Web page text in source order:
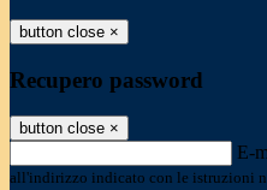
button close ×
Recupero password
button close ×
E-
all'indirizzo indicato con le istruzioni